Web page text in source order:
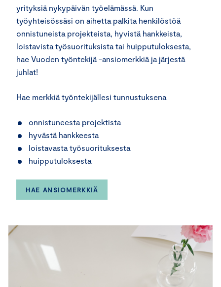
yrityksiä nykypäivän työelämässä. Kun
työyhteisössäsi on aihetta palkita henkilöstöä
onnistuneista projekteista, hyvistä hankkeista,
loistavista työsuorituksista tai huipputuloksesta,
hae Vuoden työntekijä -ansiomerkkiä ja järjestä
juhlat!
Hae merkkiä työntekijällesi tunnustuksena
onnistuneesta projektista
hyvästä hankkeesta
loistavasta työsuorituksesta
huipputuloksesta
HAE ANSIOMERKKIÄ